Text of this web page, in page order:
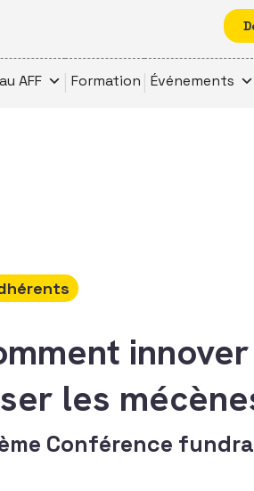
AFF Formation Événements
les
Conférence